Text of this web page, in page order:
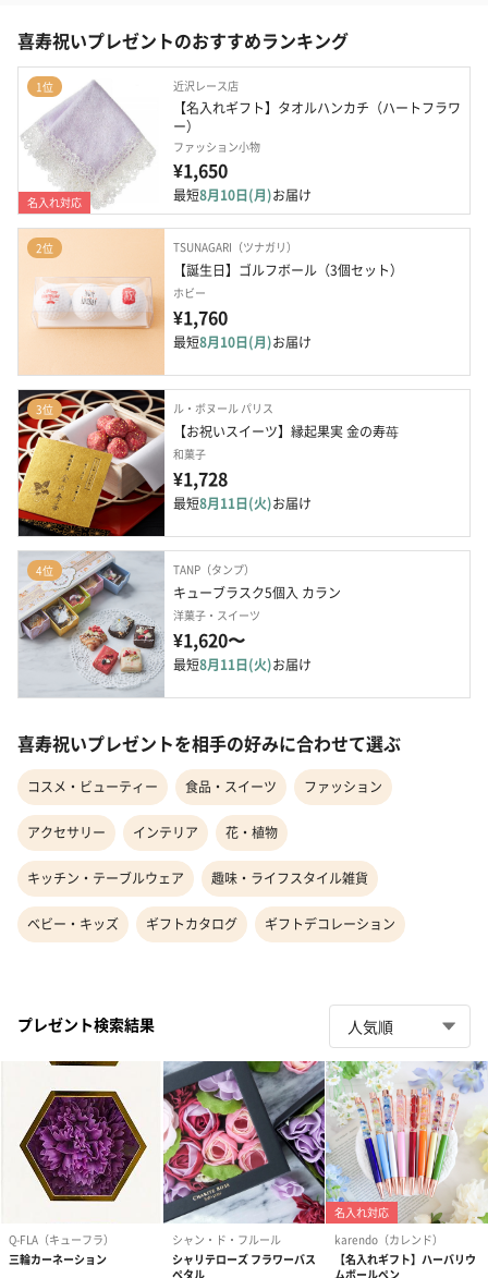
喜寿祝いプレゼントのおすすめランキング
1位
名入れ対応
近沢レース店
【名入れギフト】タオルハンカチ（ハートフラワ
ー）
ファッション小物
¥1,650
最短8月10日(月)お届け
2位 TSUNAGARI（ツナガリ）
【誕生日】ゴルフボール（3個セット）
ホビー
¥1,760
最短8月10日(月)お届け
3位 ル・ボヌール パリス
【お祝いスイーツ】縁起果実 金の寿苺
和菓子
¥1,728
最短8月11日(火)お届け
4位 TANP（タンプ）
キューブラスク5個入 カラン
洋菓子・スイーツ
¥1,620〜
最短8月11日(火)お届け
喜寿祝いプレゼントを相手の好みに合わせて選ぶ
コスメ・ビューティー 食品・スイーツ ファッション
アクセサリー インテリア 花・植物
キッチン・テーブルウェア 趣味・ライフスタイル雑貨
ベビー・キッズ ギフトカタログ ギフトデコレーション
プレゼント検索結果